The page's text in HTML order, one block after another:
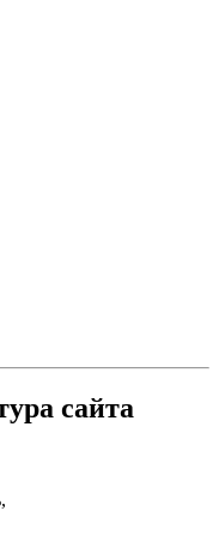
сайта